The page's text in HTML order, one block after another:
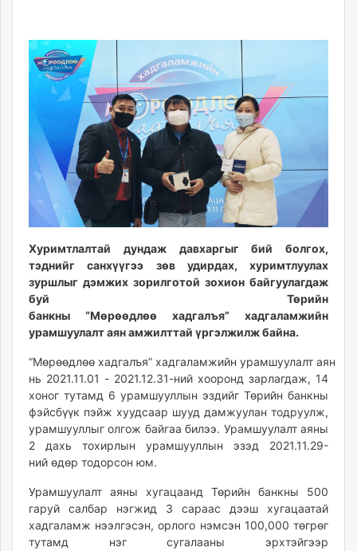
Livetv.mn
Eguur.mn
24tsag.mn
shuud.mn
eagle.mn
ergelt.mn
zarig.mn
today.mn
zuv.mn
mminfo.mn
ugluu.mn
urlag.mn
unen.mn
asu.mn
shudarga.mn
shuurhai.mn
unuudur.mn
isee.mn
mglradio.com
fact.mn
itoim.mn
tumen.mn
times.mn
tvmongolia.mn
mass.mn
10:41:43
19:35:43
Хуримтлалтай дундаж давхаргыг бий болгох,
тэднийг санхүүгээ зөв удирдах, хуримтлуулах
зуршлыг дэмжих зорилготой зохион байгуулагдаж
буй Төрийн
банкны “Мөрөөдлөө хадгалъя” хадгаламжийн
урамшуулалт аян амжилттай үргэлжилж байна.
“Мөрөөдлөө хадгалъя” хадгаламжийн урамшуулалт аян
нь 2021.11.01 - 2021.12.31-ний хооронд зарлагдаж, 14
хоног тутамд 6 урамшууллын эздийг Төрийн банкны
фэйсбүүк пэйж хуудсаар шууд дамжуулан тодруулж,
урамшууллыг олгож байгаа билээ. Урамшуулалт аяны
2 дахь тохирлын урамшууллын эзэд 2021.11.29-
ний өдөр тодорсон юм.
Урамшуулалт аяны хугацаанд Төрийн банкны 500
гаруй салбар нэгжид 3 сараас дээш хугацаатай
хадгаламж нээлгэсэн, орлого нэмсэн 100,000 төгрөг
тутамд нэг сугалааны эрхтэйгээр